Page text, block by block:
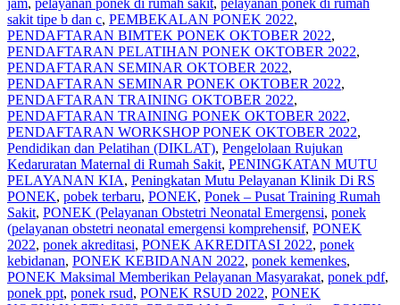
sakit tipe b dan c, PEMBEKALAN PONEK 2022,
PENDAFTARAN BIMTEK PONEK OKTOBER 2022,
PENDAFTARAN PELATIHAN PONEK OKTOBER 2022,
PENDAFTARAN SEMINAR OKTOBER 2022,
PENDAFTARAN SEMINAR PONEK OKTOBER 2022,
PENDAFTARAN TRAINING OKTOBER 2022,
PENDAFTARAN TRAINING PONEK OKTOBER 2022,
PENDAFTARAN WORKSHOP PONEK OKTOBER 2022,
Pendidikan dan Pelatihan (DIKLAT), Pengelolaan Rujukan
Kedaruratan Maternal di Rumah Sakit, PENINGKATAN MUTU
PELAYANAN KIA, Peningkatan Mutu Pelayanan Klinik Di RS
PONEK, pobek terbaru, PONEK, Ponek – Pusat Training Rumah
Sakit, PONEK (Pelayanan Obstetri Neonatal Emergensi, ponek
(pelayanan obstetri neonatal emergensi komprehensif, PONEK
2022, ponek akreditasi, PONEK AKREDITASI 2022, ponek
kebidanan, PONEK KEBIDANAN 2022, ponek kemenkes,
PONEK Maksimal Memberikan Pelayanan Masyarakat, ponek pdf,
ponek ppt, ponek rsud, PONEK RSUD 2022, PONEK